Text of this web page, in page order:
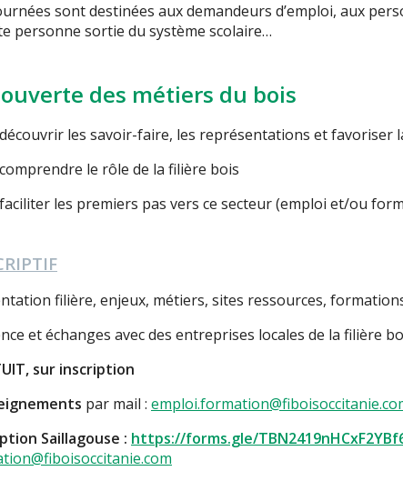
sont destinées aux demandeurs d’emploi, aux
personne sortie du système scolaire…
des métiers du bois
les savoir-faire, les représentations et favoriser
le rôle de la filière bois
les premiers pas vers ce secteur (emploi et/ou
filière, enjeux, métiers, sites ressources,
et échanges avec des entreprises locales de la filière
sur inscription
par mail :
Saillagouse : https://forms.gle/